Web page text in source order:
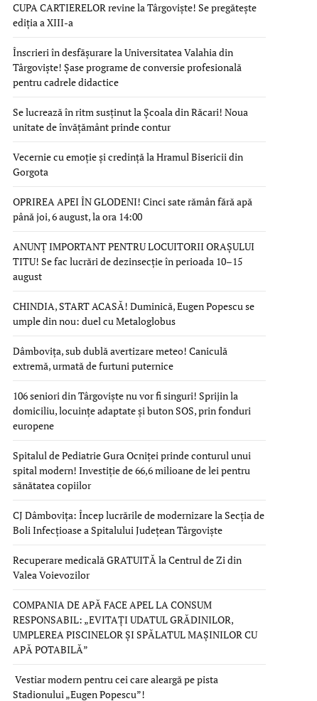
CUPA CARTIERELOR revine la Târgoviște! Se pregătește
ediția a XIII-a
Înscrieri în desfășurare la Universitatea Valahia din
Târgoviște! Șase programe de conversie profesională
pentru cadrele didactice
Se lucrează în ritm susținut la Școala din Răcari! Noua
unitate de învățământ prinde contur
Vecernie cu emoție și credință la Hramul Bisericii din
Gorgota
OPRIREA APEI ÎN GLODENI! Cinci sate rămân fără apă
până joi, 6 august, la ora 14:00
ANUNȚ IMPORTANT PENTRU LOCUITORII ORAȘULUI
TITU! Se fac lucrări de dezinsecție în perioada 10–15
august
CHINDIA, START ACASĂ! Duminică, Eugen Popescu se
umple din nou: duel cu Metaloglobus
Dâmbovița, sub dublă avertizare meteo! Caniculă
extremă, urmată de furtuni puternice
106 seniori din Târgoviște nu vor fi singuri! Sprijin la
domiciliu, locuințe adaptate și buton SOS, prin fonduri
europene
Spitalul de Pediatrie Gura Ocniței prinde conturul unui
spital modern! Investiție de 66,6 milioane de lei pentru
sănătatea copiilor
CJ Dâmbovița: Încep lucrările de modernizare la Secția de
Boli Infecțioase a Spitalului Județean Târgoviște
Recuperare medicală GRATUITĂ la Centrul de Zi din
Valea Voievozilor
COMPANIA DE APĂ FACE APEL LA CONSUM
RESPONSABIL: „EVITAȚI UDATUL GRĂDINILOR,
UMPLEREA PISCINELOR ȘI SPĂLATUL MAȘINILOR CU
APĂ POTABILĂ”
Vestiar modern pentru cei care aleargă pe pista
Stadionului „Eugen Popescu”!